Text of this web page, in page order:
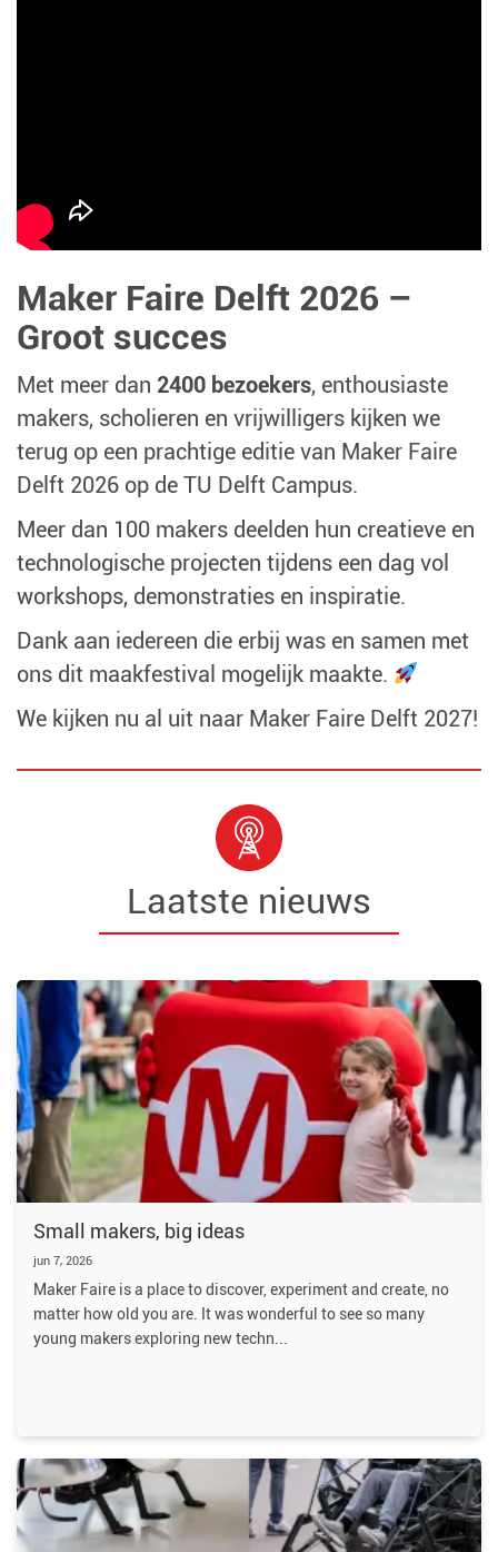
Maker Faire Delft 2026 –
Groot succes
Met meer dan 2400 bezoekers, enthousiaste
makers, scholieren en vrijwilligers kijken we
terug op een prachtige editie van Maker Faire
Delft 2026 op de TU Delft Campus.
Meer dan 100 makers deelden hun creatieve en
technologische projecten tijdens een dag vol
workshops, demonstraties en inspiratie.
Dank aan iedereen die erbij was en samen met
ons dit maakfestival mogelijk maakte.
We kijken nu al uit naar Maker Faire Delft 2027!
Laatste nieuws
Small makers, big ideas
jun 7, 2026
Maker Faire is a place to discover, experiment and create, no
matter how old you are. It was wonderful to see so many
young makers exploring new techn